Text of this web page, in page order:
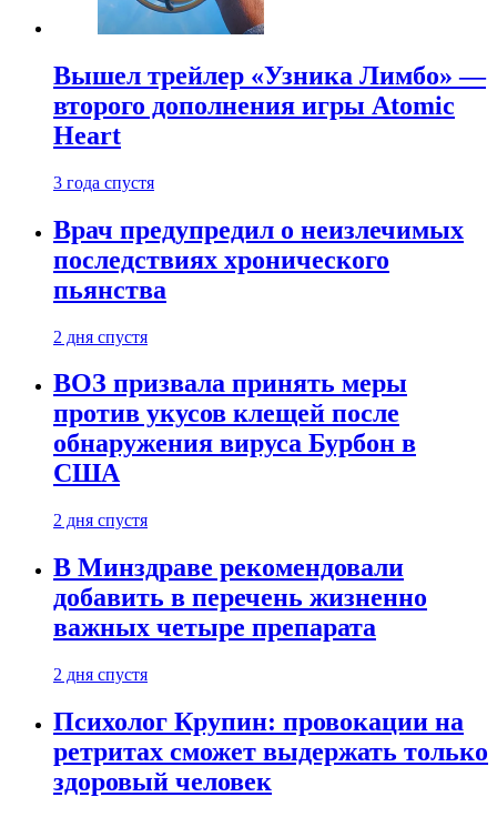
Вышел трейлер «Узника Лимбо» —
второго дополнения игры Atomic
Heart
3 года спустя
Врач предупредил о неизлечимых
последствиях хронического
пьянства
2 дня спустя
ВОЗ призвала принять меры
против укусов клещей после
обнаружения вируса Бурбон в
США
2 дня спустя
В Минздраве рекомендовали
добавить в перечень жизненно
важных четыре препарата
2 дня спустя
Психолог Крупин: провокации на
ретритах сможет выдержать только
здоровый человек